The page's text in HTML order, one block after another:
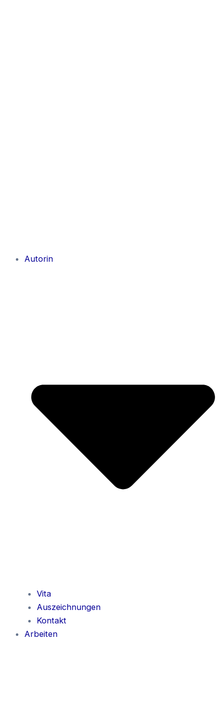
Autorin
Vita
Auszeichnungen
Kontakt
Arbeiten